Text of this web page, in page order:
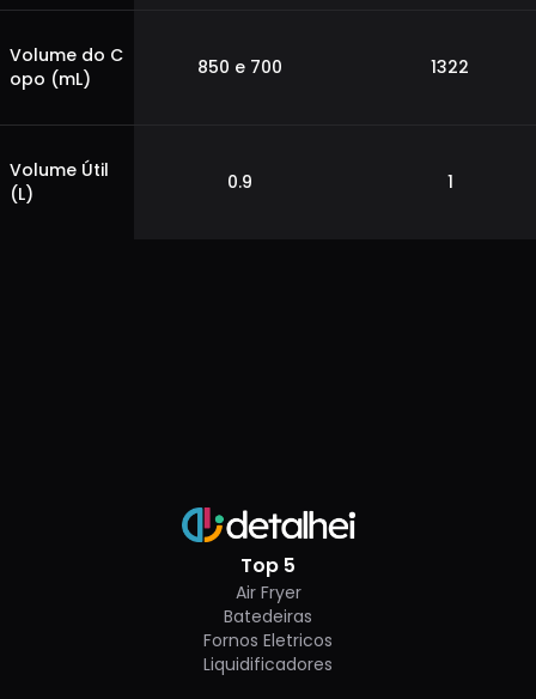
Volume do C
opo (mL)
850 e 700 1322
Volume Útil
(L)
0.9 1
Top 5
Air Fryer
Batedeiras
Fornos Eletricos
Liquidificadores